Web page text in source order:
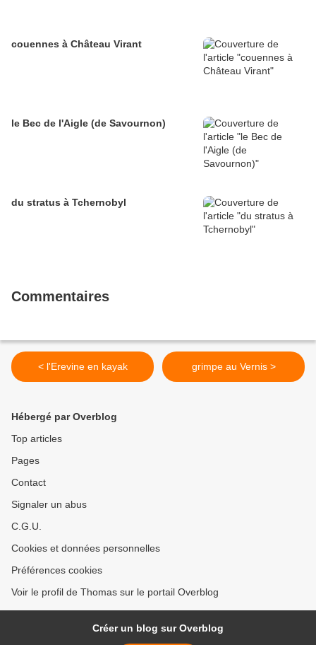
couennes à Château Virant
le Bec de l'Aigle (de Savournon)
du stratus à Tchernobyl
Commentaires
< l'Erevine en kayak grimpe au Vernis >
Hébergé par Overblog
Top articles
Pages
Contact
Signaler un abus
C.G.U.
Cookies et données personnelles
Préférences cookies
Voir le profil de Thomas sur le portail Overblog
Créer un blog sur Overblog